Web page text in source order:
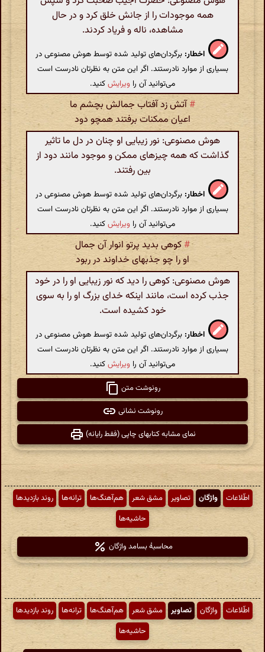
همه موجودات را از جانش خلق کرد و در حال
مشاهده، ناله و فریاد کردند.
اخطار: برگردان‌های تولید شده توسط هوش مصنوعی در
بسیاری از موارد نادرستند. اگر این متن به نظرتان نادرست است
می‌توانید آن را ویرایشکنید.
#آتش زد آفتاب جمالش بچشم ما
اعیان ممکنات برفتند همچو دود
هوش مصنوعی: نور زیبایی او چنان در دل ما تاثیر
گذاشت که همه چیزهای ممکن و موجود مانند دود از
بین رفتند.
اخطار: برگردان‌های تولید شده توسط هوش مصنوعی در
بسیاری از موارد نادرستند. اگر این متن به نظرتان نادرست است
می‌توانید آن را ویرایشکنید.
# کوهی بدید پرتو انوار آن جمال
او را چو جذبهای خداوند در ربود
هوش مصنوعی: کوهی را دید که نور زیبایی او را در خود
جذب کرده است، مانند اینکه خدای بزرگ او را به سوی
خود کشیده است.
اخطار: برگردان‌های تولید شده توسط هوش مصنوعی در
بسیاری از موارد نادرستند. اگر این متن به نظرتان نادرست است
می‌توانید آن را ویرایشکنید.
رونوشت متن
رونوشت نشانی
نمای مشابه کتابهای چاپی (فقط رایانه)
اطّلاعات واژگان تصاویر مشق شعر هم‌آهنگ‌ها ترانه‌ها
روند بازدیدها
حاشیه‌ها
محاسبهٔ بسامد واژگان
اطّلاعات واژگان تصاویر مشق شعر هم‌آهنگ‌ها ترانه‌ها
روند بازدیدها
حاشیه‌ها